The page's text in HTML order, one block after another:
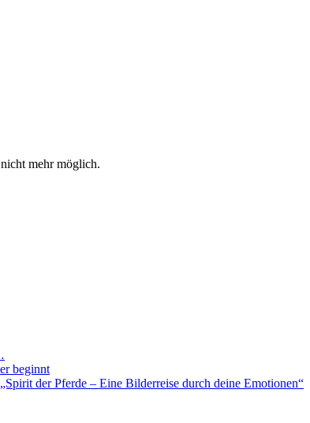
mehr möglich.
beginnt
der Pferde – Eine Bilderreise durch deine Emotionen“